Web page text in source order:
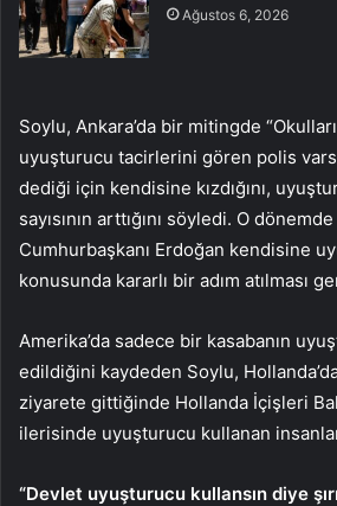
Ağustos 6, 2026
Soylu, Ankara’da bir mitingde
uyuşturucu tacirlerini gören polis varsa
dediği için kendisine kızdığını,
sayısının arttığını söyledi. O
Cumhurbaşkanı Erdoğan kendisine
konusunda kararlı bir adım atılması
Amerika’da sadece bir kasabanın
edildiğini kaydeden Soylu,
ziyarete gittiğinde Hollanda İçişleri
ilerisinde uyuşturucu kullanan
“Devlet uyuşturucu kullansın diye